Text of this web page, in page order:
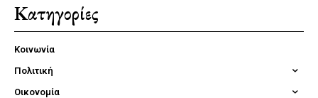
Κατηγορίες
Κοινωνία
Πολιτική
Οικονομία